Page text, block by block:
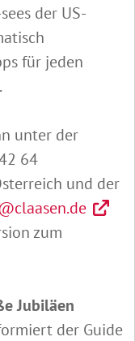
der US-
für jeden
unter der
64
und der
zum
Jubiläen
der Guide